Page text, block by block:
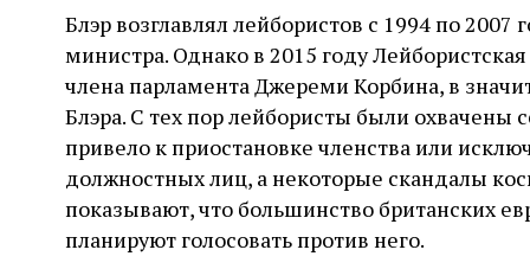
Блэр возглавлял лейбористов с 1994 по
министра. Однако в 2015 году
члена парламента Джереми Корбина, в
Блэра. С тех пор лейбористы были охвачены
привело к приостановке членства или
должностных лиц, а некоторые скандалы
показывают, что большинство британских
планируют голосовать против него.
становилось все больше, без кремационных
печей Прюфера было не обойтись. Cжигая
тела прямо в лагере, нацисты не только
оставались верны своему архаичному культу
смерти, но и скрывали от населения соседних
городов, сколько узников погибало каждый
день в этих жутких местах
2 августа Неразрезанные страницы
Фредиано Сесси. Перевод с итальянского
Ксении Тименчик
2